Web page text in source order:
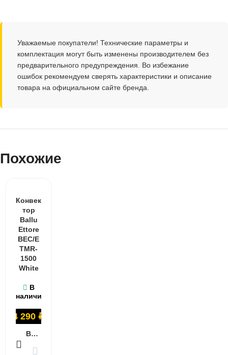
Уважаемые покупатели! Технические параметры и
комплектация могут быть изменены производителем без
предварительного предупреждения. Во избежание
ошибок рекомендуем сверять характеристики и описание
товара на официальном сайте бренда.
Похожие
Конвек
тор
Ballu
Ettore
BEC/E
TMR-
1500
White
В
наличии
4 290 ₽
В КОРЗИНУ